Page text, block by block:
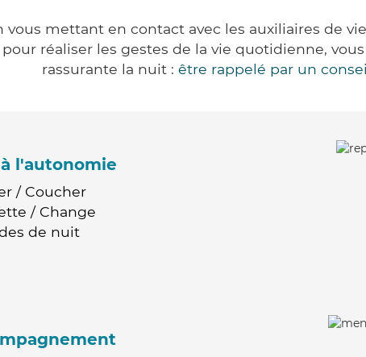
mettant en contact avec les auxiliaires de
réaliser les gestes de la vie quotidienne,
rassurante la nuit : être rappelé par un
l'autonomie
/ Coucher
/ Change
de nuit